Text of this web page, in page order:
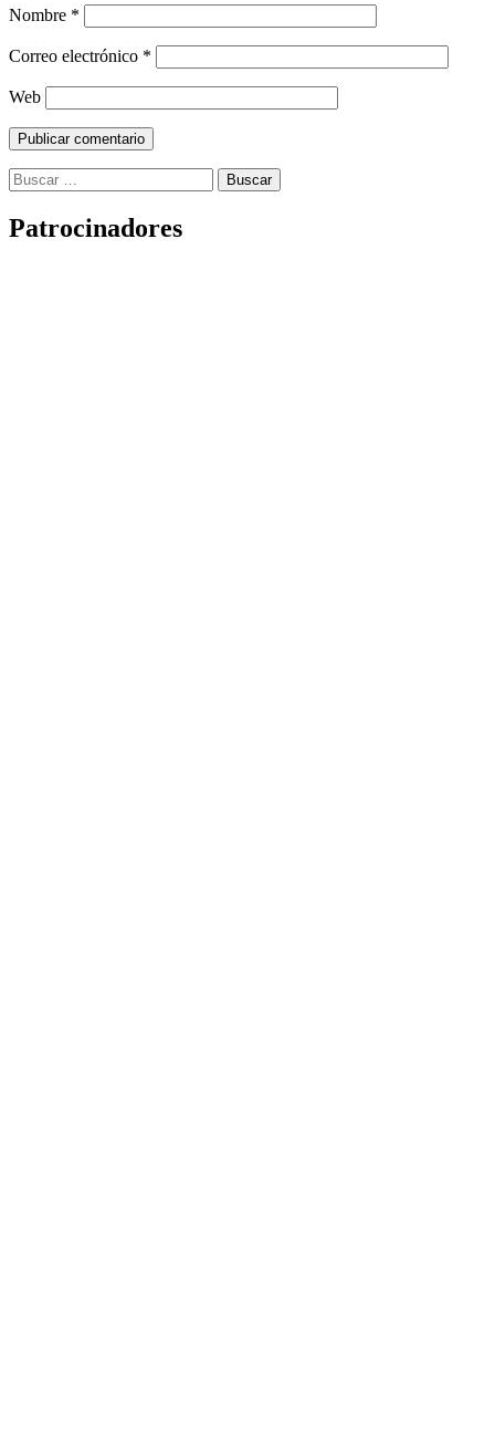
Nombre *
Correo electrónico *
Web
Buscar:
Patrocinadores